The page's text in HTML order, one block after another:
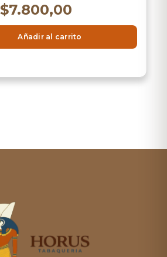
$7.800,00
Añadir al carrito